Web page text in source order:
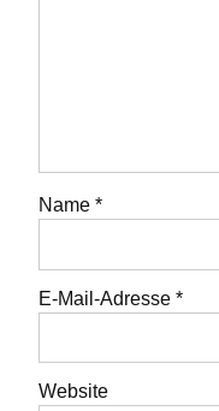
Name *
E-Mail-Adresse *
Website